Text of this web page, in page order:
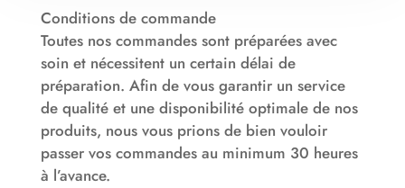
Conditions de commande
Toutes nos commandes sont préparées avec
soin et nécessitent un certain délai de
préparation. Afin de vous garantir un service
de qualité et une disponibilité optimale de nos
produits, nous vous prions de bien vouloir
passer vos commandes au minimum 30 heures
à l’avance.